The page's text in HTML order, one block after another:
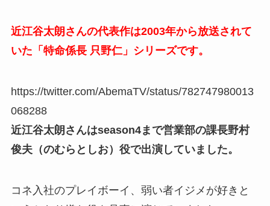
近江谷太朗さんの代表作は2003年から放送されて
いた「特命係長 只野仁」シリーズです。
https://twitter.com/AbemaTV/status/782747980013
068288
近江谷太朗さんはseason4まで営業部の課長野村
俊夫（のむらとしお）役で出演していました。
コネ入社のプレイボーイ、弱い者イジメが好きと